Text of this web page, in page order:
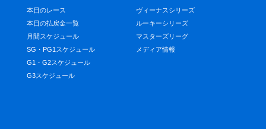
本日のレース
本日の払戻金一覧
月間スケジュール
SG・PG1スケジュール
G1・G2スケジュール
G3スケジュール
ヴィーナスシリーズ
ルーキーシリーズ
マスターズリーグ
メディア情報